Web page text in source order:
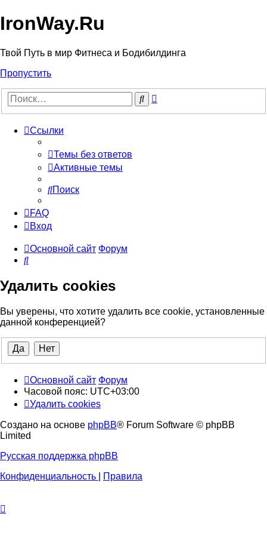
IronWay.Ru
Твой Путь в мир Фитнеса и Бодибилдинга
Пропустить
Поиск
Ссылки
Темы без ответов
Активные темы
Поиск
FAQ
Вход
Основной сайт Форум
Поиск
Удалить cookies
Вы уверены, что хотите удалить все cookie, установленные
данной конференцией?
Основной сайт Форум
Часовой пояс: UTC+03:00
Удалить cookies
Создано на основе phpBB® Forum Software © phpBB
Limited
Русская поддержка phpBB
Конфиденциальность
Правила